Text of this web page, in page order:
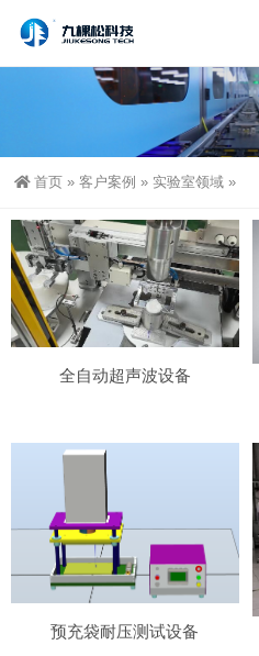
首页 » 客户案例 » 实验室领域 »
全自动超声波设备
预充袋耐压测试设备